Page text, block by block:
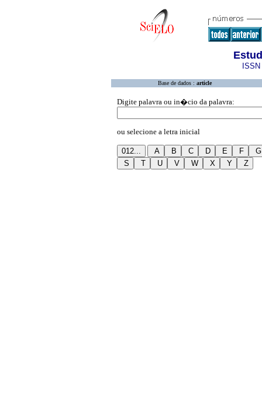
Base de dados : article
Digite palavra ou in�cio da palavra:
ou selecione a letra inicial